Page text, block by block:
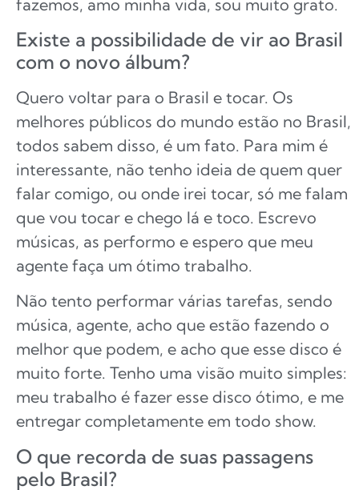
fazemos, amo minha vida, sou muito grato.
Existe a possibilidade de vir ao Brasil
com o novo álbum?
Quero voltar para o Brasil e tocar. Os
melhores públicos do mundo estão no Brasil,
todos sabem disso, é um fato. Para mim é
interessante, não tenho ideia de quem quer
falar comigo, ou onde irei tocar, só me falam
que vou tocar e chego lá e toco. Escrevo
músicas, as performo e espero que meu
agente faça um ótimo trabalho.
Não tento performar várias tarefas, sendo
música, agente, acho que estão fazendo o
melhor que podem, e acho que esse disco é
muito forte. Tenho uma visão muito simples:
meu trabalho é fazer esse disco ótimo, e me
entregar completamente em todo show.
O que recorda de suas passagens
pelo Brasil?